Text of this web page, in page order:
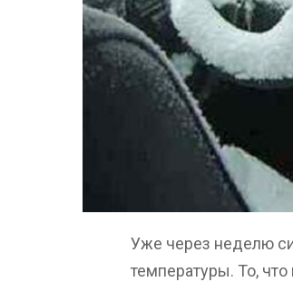
Уже через неделю
температуры. То,